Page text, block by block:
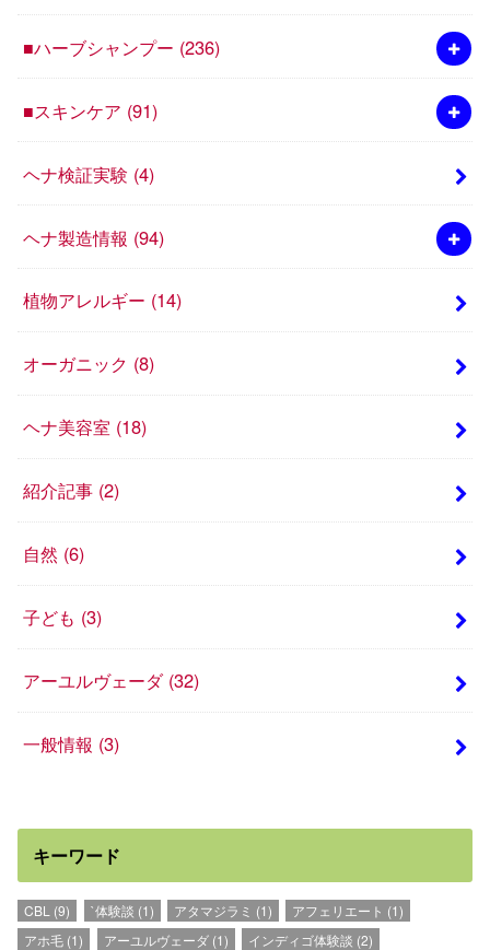
■ハーブシャンプー (236)
■スキンケア (91)
ヘナ検証実験 (4)
ヘナ製造情報 (94)
植物アレルギー (14)
オーガニック (8)
ヘナ美容室 (18)
紹介記事 (2)
自然 (6)
子ども (3)
アーユルヴェーダ (32)
一般情報 (3)
キーワード
CBL (9) `体験談 (1) アタマジラミ (1) アフェリエート (1)
アホ毛 (1) アーユルヴェーダ(1) インディゴ体験談 (2)